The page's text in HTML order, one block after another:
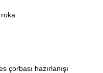
çorbası hazırlanışı